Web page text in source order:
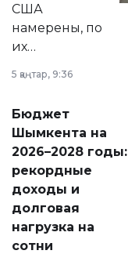
США
намерены, по
их
принести
народу
Венесуэлы.
5 қаңтар, 9:36
Бюджет
Шымкента на
2026–2028 годы:
рекордные
доходы и
долговая
нагрузка на
сотни